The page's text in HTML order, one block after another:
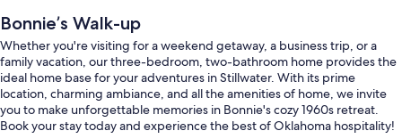
Bonnie’s Walk-up
Whether you're visiting for a weekend getaway, a business trip, or a
family vacation, our three-bedroom, two-bathroom home provides the
ideal home base for your adventures in Stillwater. With its prime
location, charming ambiance, and all the amenities of home, we invite
you to make unforgettable memories in Bonnie's cozy 1960s retreat.
Book your stay today and experience the best of Oklahoma hospitality!